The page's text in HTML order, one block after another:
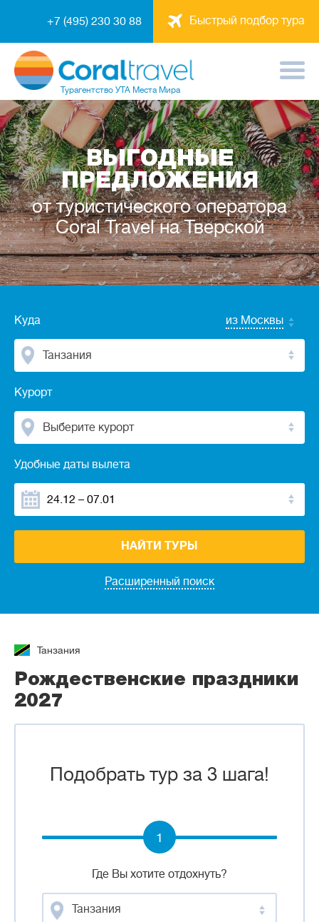
Быстрый подбор тура
+7 (495) 230 30 88
Турагентство УТА Места Мира
ВЫГОДНЫЕ
ПРЕДЛОЖЕНИЯ
от туристического оператора
Coral Travel на Тверской
Куда из Москвы
Танзания
Курорт
Выберите курорт
Удобные даты вылета
Расширенный поиск
НАЙТИ ТУРЫ
Танзания
Рождественские праздники
2027
Подобрать тур за 3 шага!
Где Вы хотите отдохнуть?
Танзания
1